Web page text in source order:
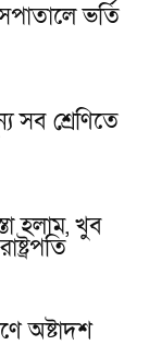
ভর্তি
সব শ্রেণিতে
হলাম, খুব
অষ্টাদশ